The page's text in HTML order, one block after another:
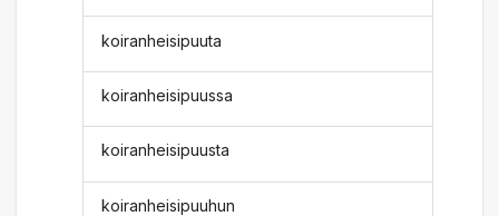
koiranheisipuuta
koiranheisipuussa
koiranheisipuusta
koiranheisipuuhun